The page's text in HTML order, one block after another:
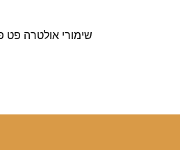
שימורי אולטרה פט